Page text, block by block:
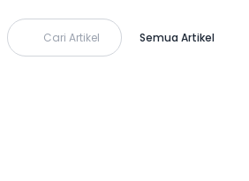
Cari Artikel Semua Artikel